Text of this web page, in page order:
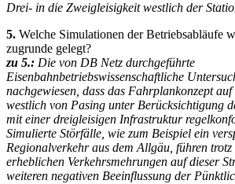
Drei- in die Zweigleisigkeit westlich der
5. Welche Simulationen der Betriebsabläufe
zugrunde gelegt?
zu 5.: Die von DB Netz durchgeführte
Eisenbahnbetriebswissenschaftliche
nachgewiesen, dass das Fahrplankonzept auf
westlich von Pasing unter Berücksichtigung
mit einer dreigleisigen Infrastruktur
Simulierte Störfälle, wie zum Beispiel ein
Regionalverkehr aus dem Allgäu, führen
erheblichen Verkehrsmehrungen auf dieser
weiteren negativen Beeinflussung der